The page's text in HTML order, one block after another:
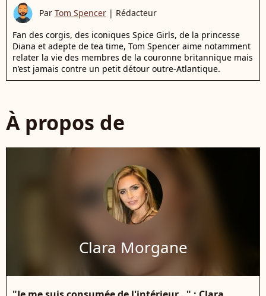
Par Tom Spencer | Rédacteur
Fan des corgis, des iconiques Spice Girls, de la princesse
Diana et adepte de tea time, Tom Spencer aime notamment
relater la vie des membres de la couronne britannique mais
n’est jamais contre un petit détour outre-Atlantique.
À propos de
Clara Morgane